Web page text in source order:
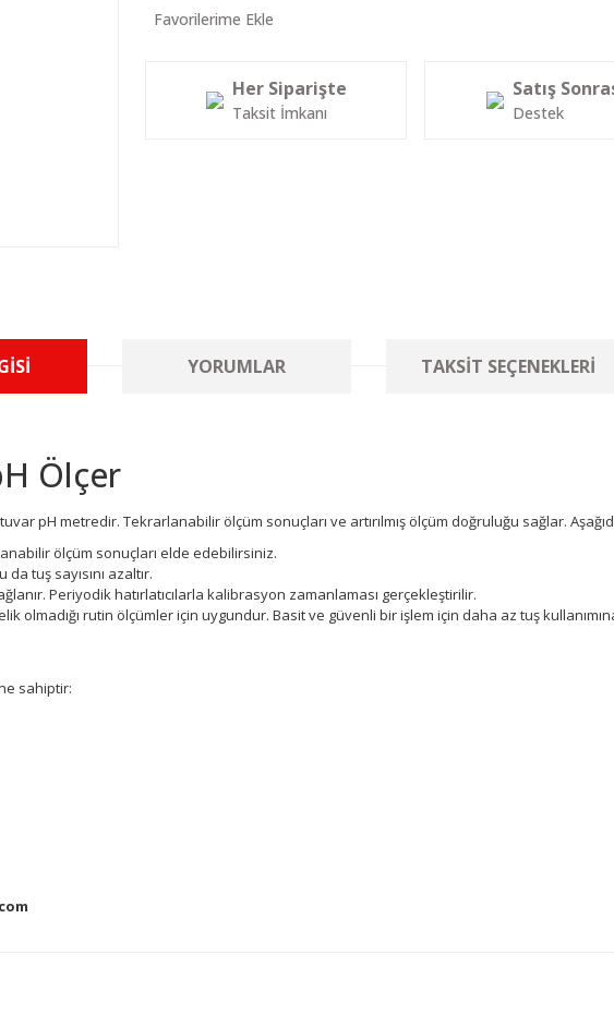
Her Siparişte
Taksit İmkanı
Satış
Destek
YORUMLAR TAKSIT SEÇENEKLERI
Ölçer
pH metredir. Tekrarlanabilir ölçüm sonuçları ve artırılmış ölçüm doğruluğu sağlar.
ölçüm sonuçları elde edebilirsiniz.
tuş sayısını azaltır.
Periyodik hatırlatıcılarla kalibrasyon zamanlaması gerçekleştirilir.
olmadığı rutin ölçümler için uygundur. Basit ve güvenli bir işlem için daha az tuş
sahiptir: